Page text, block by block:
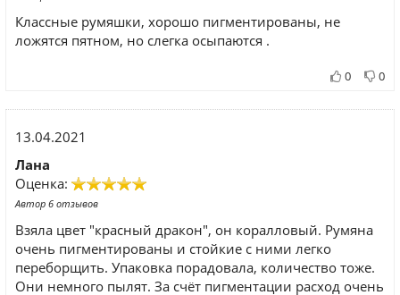
Классные румяшки, хорошо пигментированы, не
ложятся пятном, но слегка осыпаются .
0 0
13.04.2021
Лана
Оценка:
Автор 6 отзывов
Взяла цвет "красный дракон", он коралловый. Румяна
очень пигментированы и стойкие с ними легко
переборщить. Упаковка порадовала, количество тоже.
Они немного пылят. За счёт пигментации расход очень